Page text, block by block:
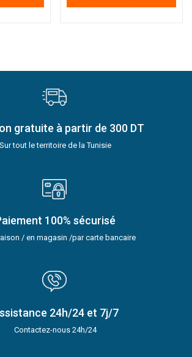
gratuite à partir de 300 DT
Sur tout le territoire de la Tunisie
100% sécurisé
/ en magasin /par carte bancaire
24h/24 et 7j/7
Contactez-nous 24h/24